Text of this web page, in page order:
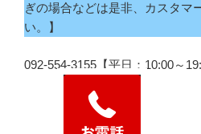
ぎの場合などは是非、カスタマ
い。】
092-554-3155【平日：10:00～